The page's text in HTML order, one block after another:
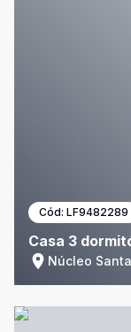
Cód: LF9482289
Casa 3
Núcleo